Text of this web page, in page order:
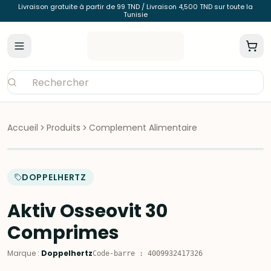
Livraison gratuite à partir de 99 TND / Livraison 4,500 TND sur toute la
Tunisie
Accueil Produits Complement Alimentaire
DOPPELHERTZ
Aktiv Osseovit 30
Comprimes
Marque : DoppelhertzCode-barre : 4009932417326